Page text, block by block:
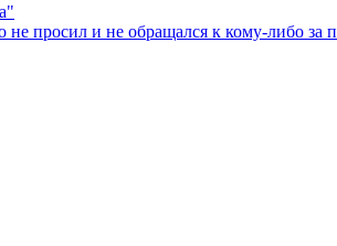
просил и не обращался к кому-либо за